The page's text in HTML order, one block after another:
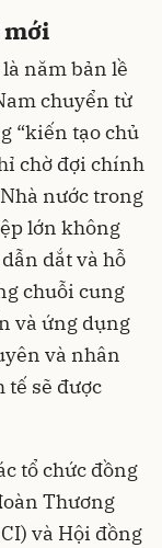
mới
năm bản lề
chuyển từ
“kiến tạo chủ
chờ đợi chính
nước trong
lớn không
dắt và hỗ
chuỗi cung
và ứng dụng
và nhân
tế sẽ được
tổ chức đồng
Thương
và Hội đồng